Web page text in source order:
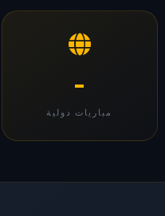
-
مباريات دولية